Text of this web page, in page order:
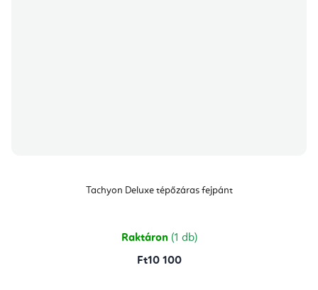
Tachyon Deluxe tépőzáras fejpánt
Raktáron (1 db)
Ft10 100